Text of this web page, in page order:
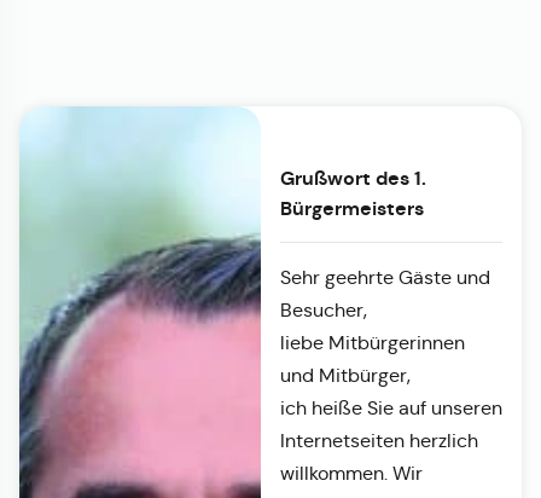
Grußwort des 1.
Bürgermeisters
Sehr geehrte Gäste und
Besucher,
liebe Mitbürgerinnen
und Mitbürger,
ich heiße Sie auf unseren
Internetseiten herzlich
willkommen. Wir